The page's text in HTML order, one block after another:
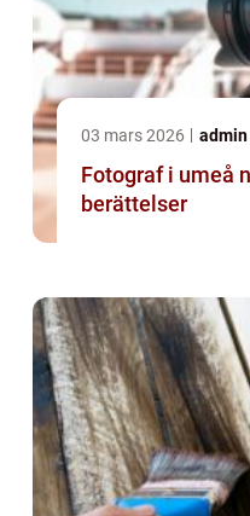
03 mars 2026 admin
Fotograf i umeå när bilder får bära
berättelser